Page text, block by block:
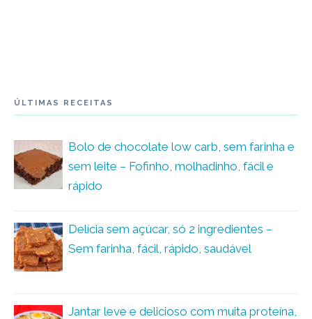
ÚLTIMAS RECEITAS
Bolo de chocolate low carb, sem farinha e
sem leite – Fofinho, molhadinho, fácil e
rápido
Delícia sem açúcar, só 2 ingredientes –
Sem farinha, fácil, rápido, saudável
Jantar leve e delicioso com muita proteína,